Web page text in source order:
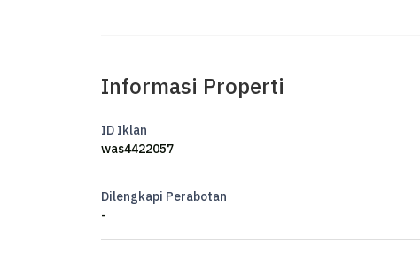
Informasi Properti
ID Iklan
was4422057
Dilengkapi Perabotan
-